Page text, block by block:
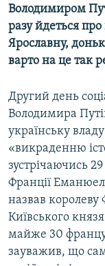
Володимиром
разу йдеться
Ярославну,
варто на це так
Другий день
Володимира
українську
«викраденню
зустрічаючись
Франції
назвав королеву
Київського
майже 30
зауважив, що